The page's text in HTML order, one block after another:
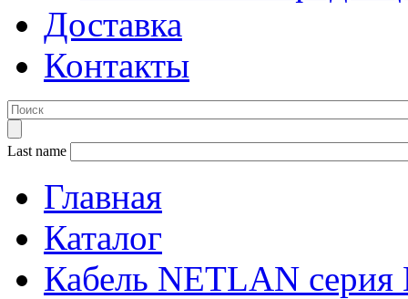
Доставка
Контакты
Last name
Главная
Каталог
Кабель NETLAN серия